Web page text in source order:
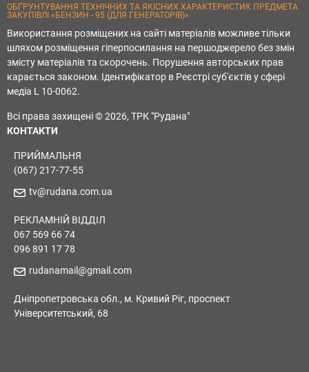
ОБҐРУНТУВАННЯ ТЕХНІЧНИХ ТА ЯКІСНИХ ХАРАКТЕРИСТИК ПРЕДМЕТА
ЗАКУПІВЛІ «БЕНЗИН - 95 (ДЛЯ ГЕНЕРАТОРІВ)»
Використання розміщених на сайті матеріалів можливе тільки
шляхом розміщення гіперпосилання на першоджерело без змін
змісту матеріалів та скорочень. Порушення авторських прав
карається законом. Ідентифікатор в Реєстрі суб'єктів у сфері
медіа L 10-0062.
Всі права захищені © 2026, ТРК "Рудана"
КОНТАКТИ
ПРИЙМАЛЬНЯ
(067) 217-77-55
tv@rudana.com.ua
РЕКЛАМНІЙ ВІДДІЛ
067 569 66 74
096 891 17 78
rudanamail@gmail.com
Дніпропетровська обл., м. Кривий Ріг, проспект
Університетський, 68